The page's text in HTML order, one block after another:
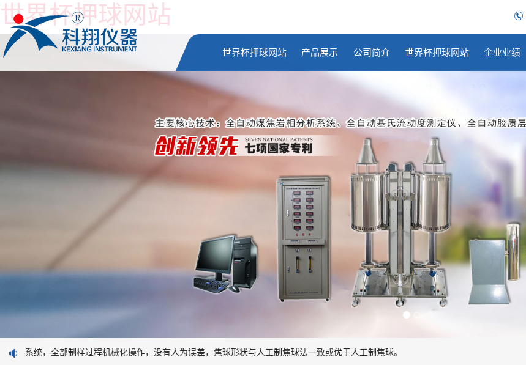
世界杯押球网站
世界杯押球网站 产品展示 公司简介 世界杯押球网站 企业业绩
样系统，全部制样过程机械化操作，没有人为误差，焦球形状与人工制焦球法一致或优于人工制焦球。